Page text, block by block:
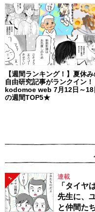
【週間ランキング！】夏休
自由研究記事がランクイン！
kodomoe web 7月12日～18
の週間TOP5★
1 連載
「タイヤ
先生に、
と仲間た